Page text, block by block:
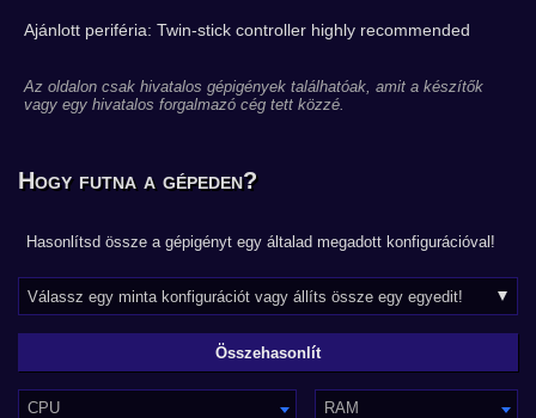
Ajánlott periféria: Twin-stick controller highly recommended
Az oldalon csak hivatalos gépigények találhatóak, amit a készítők
vagy egy hivatalos forgalmazó cég tett közzé.
Hogy futna a gépeden?
Hasonlítsd össze a gépigényt egy általad megadott konfigurációval!
CPU RAM